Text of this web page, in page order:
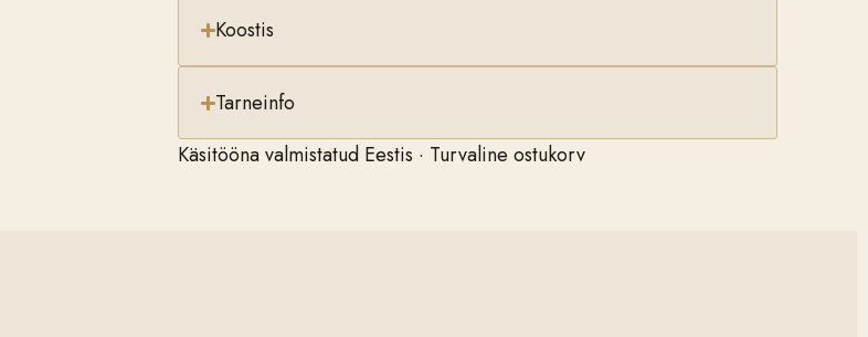
Koostis
Tarneinfo
Käsitööna valmistatud Eestis · Turvaline ostukorv